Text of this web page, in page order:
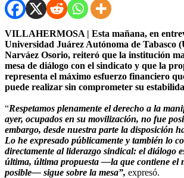
VILLAHERMOSA | Esta mañana, en
Universidad Juárez Autónoma de Tabasco
Narváez Osorio, reiteró que la institución
mesa de diálogo con el sindicato y que la
representa el máximo esfuerzo financiero
puede realizar sin comprometer su
“Respetamos plenamente el derecho a la
ayer, ocupados en su movilización, no fue
embargo, desde nuestra parte la disposición
Lo he expresado públicamente y también lo
directamente al liderazgo sindical: el diálogo
última, última propuesta —la que contiene el
posible— sigue sobre la mesa”, expresó.